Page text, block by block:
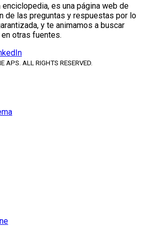
es una página web de
de las preguntas y respuestas por lo
y te animamos a buscar
otras fuentes.
ALL RIGHTS RESERVED.